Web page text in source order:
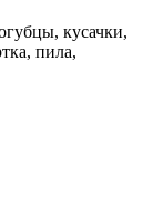
кусачки,
пила,